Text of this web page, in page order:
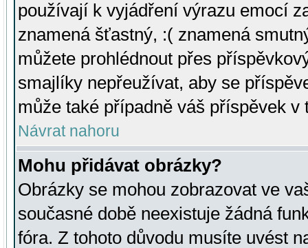
používají k vyjádření výrazu emocí
znamená šťastný, :( znamená
můžete prohlédnout přes
smajlíky nepřeužívat, aby se
může také případně váš příspěvek v
Návrat nahoru
Mohu přidávat obrázky?
Obrázky se mohou zobrazovat ve
současné době neexistuje žádná
fóra. Z tohoto důvodu musíte uvést